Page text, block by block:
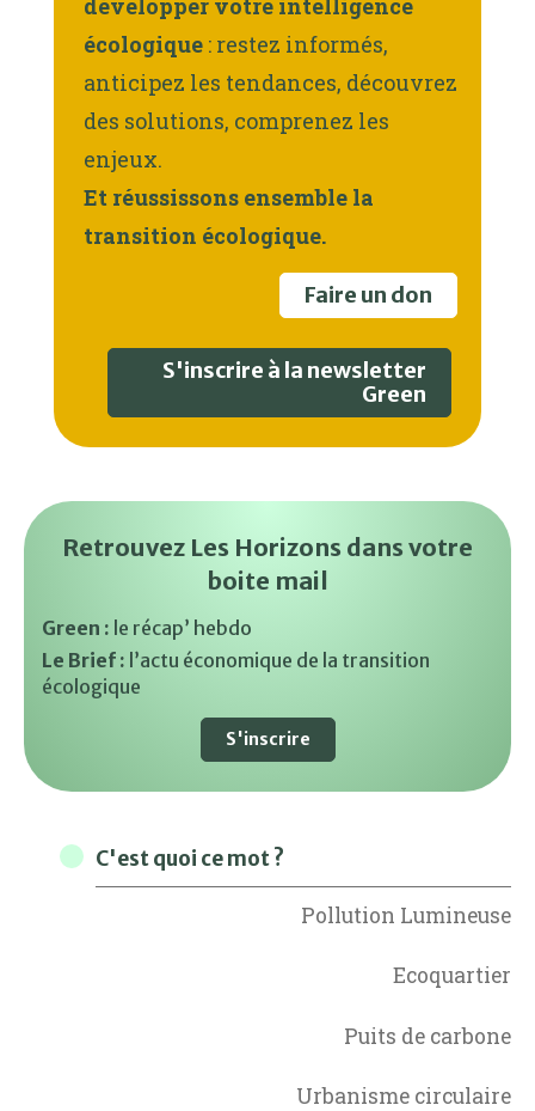
développer votre intelligence
écologique : restez informés,
anticipez les tendances, découvrez
des solutions, comprenez les
enjeux.
Et réussissons ensemble la
transition écologique.
Faire un don
S'inscrire à la newsletter
Green
Retrouvez Les Horizons dans votre
boite mail
Green : le récap’ hebdo
Le Brief : l’actu économique de la transition
écologique
S'inscrire
C'est quoi ce mot ?
Pollution Lumineuse
Ecoquartier
Puits de carbone
Urbanisme circulaire